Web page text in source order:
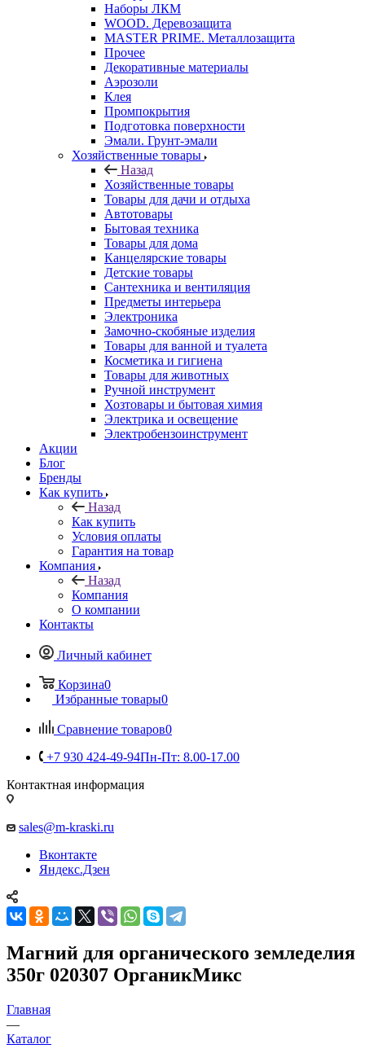
Наборы ЛКМ
WOOD. Деревозащита
MASTER PRIME. Металлозащита
Прочее
Декоративные материалы
Аэрозоли
Клея
Промпокрытия
Подготовка поверхности
Эмали. Грунт-эмали
Хозяйственные товары
Назад
Хозяйственные товары
Товары для дачи и отдыха
Автотовары
Бытовая техника
Товары для дома
Канцелярские товары
Детские товары
Сантехника и вентиляция
Предметы интерьера
Электроника
Замочно-скобяные изделия
Товары для ванной и туалета
Косметика и гигиена
Товары для животных
Ручной инструмент
Хозтовары и бытовая химия
Электрика и освещение
Электробензоинструмент
Акции
Блог
Бренды
Как купить
Назад
Как купить
Условия оплаты
Гарантия на товар
Компания
Назад
Компания
О компании
Контакты
Личный кабинет
Корзина0
Избранные товары0
Сравнение товаров0
+7 930 424-49-94Пн-Пт: 8.00-17.00
Контактная информация
sales@m-kraski.ru
Вконтакте
Яндекс.Дзен
Магний для органического земледелия
350г 020307 ОрганикМикс
Главная
—
Каталог